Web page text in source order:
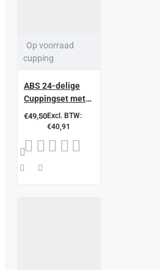
Op voorraad
cupping
ABS 24-delige
Cuppingset met
Pomp (zonder
Magnetische
Goedgekeurd –
Aluminium Koffer
€49,50Excl. BTW:
€40,91